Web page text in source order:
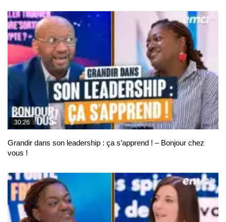
30:26
Grandir dans son leadership : ça s’apprend ! – Bonjour chez
vous !